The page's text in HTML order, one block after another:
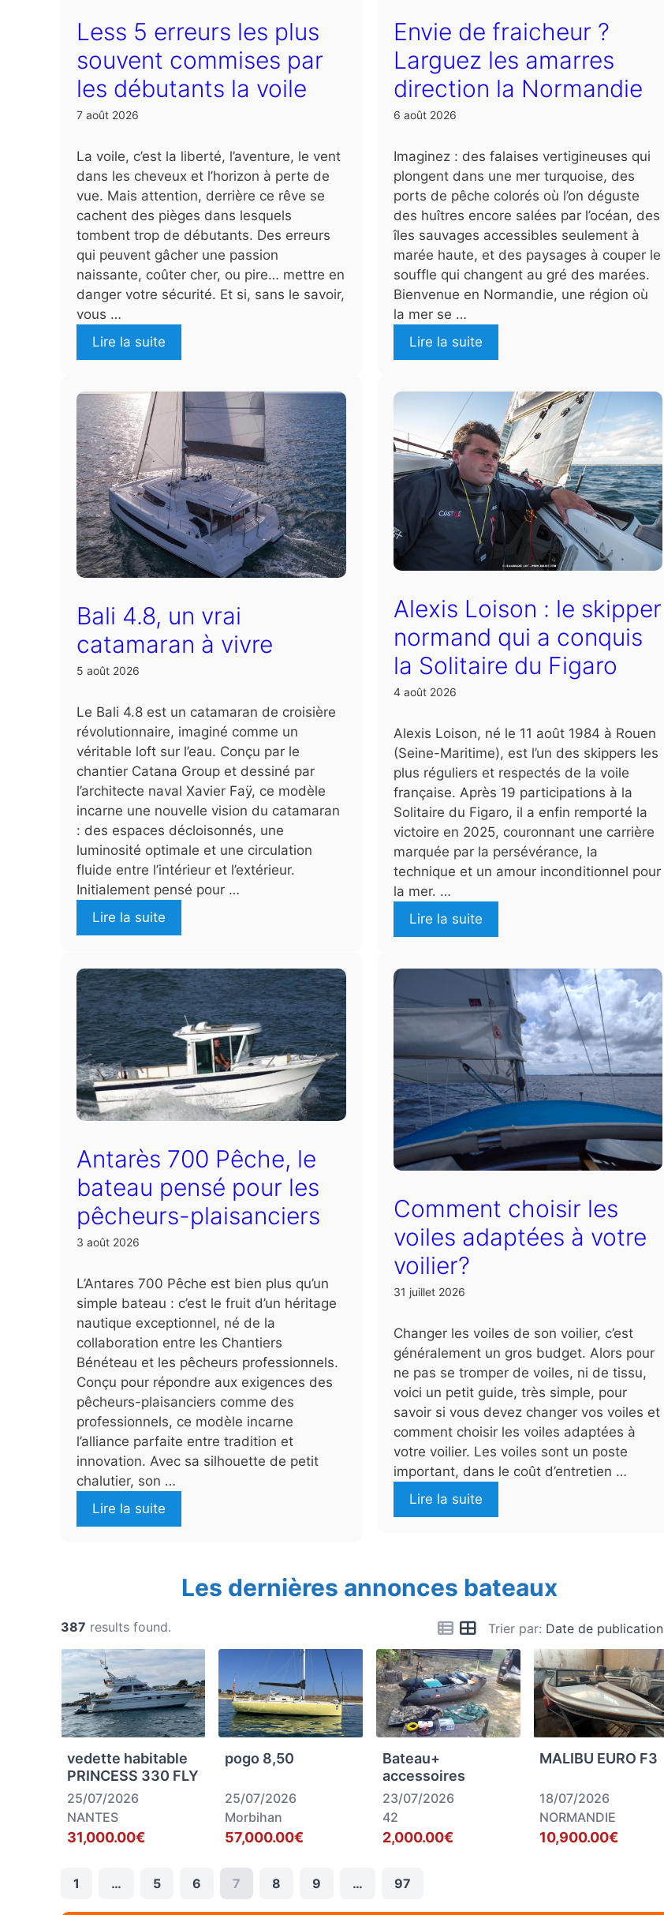
Less 5 erreurs les plus
souvent commises par
les débutants la voile
7 août 2026
La voile, c’est la liberté, l’aventure, le vent
dans les cheveux et l’horizon à perte de
vue. Mais attention, derrière ce rêve se
cachent des pièges dans lesquels
tombent trop de débutants. Des erreurs
qui peuvent gâcher une passion
naissante, coûter cher, ou pire… mettre en
danger votre sécurité. Et si, sans le savoir,
vous …
Lire la suite
Envie de fraicheur ?
Larguez les amarres
direction la Normandie
6 août 2026
Imaginez : des falaises vertigineuses qui
plongent dans une mer turquoise, des
ports de pêche colorés où l’on déguste
des huîtres encore salées par l’océan, des
îles sauvages accessibles seulement à
marée haute, et des paysages à couper le
souffle qui changent au gré des marées.
Bienvenue en Normandie, une région où
la mer se …
Lire la suite
Bali 4.8, un vrai
catamaran à vivre
5 août 2026
Le Bali 4.8 est un catamaran de croisière
révolutionnaire, imaginé comme un
véritable loft sur l’eau. Conçu par le
chantier Catana Group et dessiné par
l’architecte naval Xavier Faÿ, ce modèle
incarne une nouvelle vision du catamaran
: des espaces décloisonnés, une
luminosité optimale et une circulation
fluide entre l’intérieur et l’extérieur.
Initialement pensé pour …
Lire la suite
Alexis Loison : le skipper
normand qui a conquis
la Solitaire du Figaro
4 août 2026
Alexis Loison, né le 11 août 1984 à Rouen
(Seine-Maritime), est l’un des skippers les
plus réguliers et respectés de la voile
française. Après 19 participations à la
Solitaire du Figaro, il a enfin remporté la
victoire en 2025, couronnant une carrière
marquée par la persévérance, la
technique et un amour inconditionnel pour
la mer. …
Lire la suite
Antarès 700 Pêche, le
bateau pensé pour les
pêcheurs-plaisanciers
3 août 2026
L’Antares 700 Pêche est bien plus qu’un
simple bateau : c’est le fruit d’un héritage
nautique exceptionnel, né de la
collaboration entre les Chantiers
Bénéteau et les pêcheurs professionnels.
Conçu pour répondre aux exigences des
pêcheurs-plaisanciers comme des
professionnels, ce modèle incarne
l’alliance parfaite entre tradition et
innovation. Avec sa silhouette de petit
chalutier, son …
Lire la suite
Comment choisir les
voiles adaptées à votre
voilier?
31 juillet 2026
Changer les voiles de son voilier, c’est
généralement un gros budget. Alors pour
ne pas se tromper de voiles, ni de tissu,
voici un petit guide, très simple, pour
savoir si vous devez changer vos voiles et
comment choisir les voiles adaptées à
votre voilier. Les voiles sont un poste
important, dans le coût d’entretien …
Lire la suite
Les dernières annonces bateaux
Trier par: Date de publication
387 results found.
vedette habitable
PRINCESS 330 FLY
25/07/2026
NANTES
31,000.00€
pogo 8,50
25/07/2026
Morbihan
57,000.00€
Bateau+
accessoires
23/07/2026
42
2,000.00€
MALIBU EURO F3
18/07/2026
NORMANDIE
10,900.00€
1 … 5 6 7 8 9 … 97